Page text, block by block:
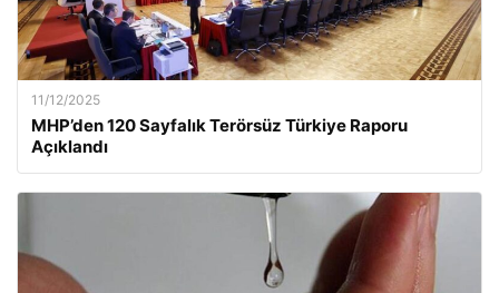
11/12/2025
MHP’den 120 Sayfalık Terörsüz Türkiye Raporu
Açıklandı